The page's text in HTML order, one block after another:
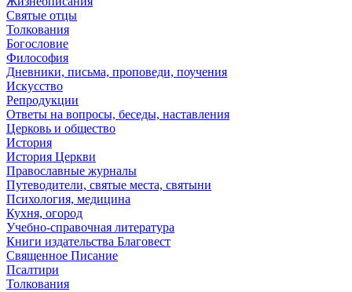
Святые отцы
Толкования
Богословие
Философия
Дневники, письма, проповеди, поучения
Искусство
Репродукции
Ответы на вопросы, беседы, наставления
Церковь и общество
История
История Церкви
Православные журналы
Путеводители, святые места, святыни
Психология, медицина
Кухня, огород
Учебно-справочная литература
Книги издательства Благовест
Священное Писание
Псалтири
Толкования